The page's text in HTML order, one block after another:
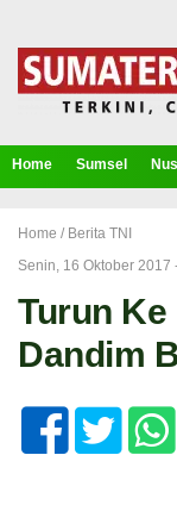
Home Sumsel
Home / Berita TNI
Senin, 16 Oktober 2017
Turun Ke
Dandim